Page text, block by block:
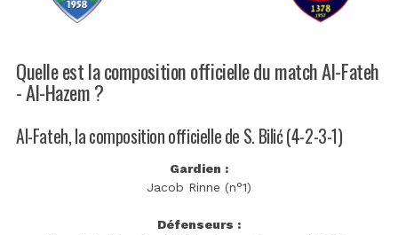
Quelle est la composition officielle du match Al-Fateh
- Al-Hazem ?
Al-Fateh, la composition officielle de S. Bilić (4-2-3-1)
Gardien :
Jacob Rinne (n°1)
Défenseurs :